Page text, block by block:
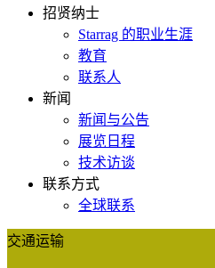
招贤纳士
Starrag 的职业生涯
教育
联系人
新闻
新闻与公告
展览日程
技术访谈
联系方式
全球联系
交通运输